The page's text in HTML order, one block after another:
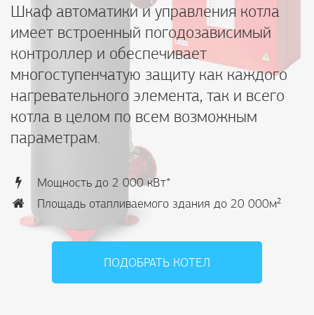
Шкаф автоматики и управления котла
имеет встроенный погодозависимый
контроллер и обеспечивает
многоступенчатую защиту как каждого
нагревательного элемента, так и всего
котла в целом по всем возможным
параметрам.
Мощность до 2 000 кВт*
Площадь отапливаемого здания до 20 000м²
ПОДОБРАТЬ КОТЕЛ